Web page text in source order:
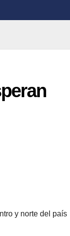
y norte del país